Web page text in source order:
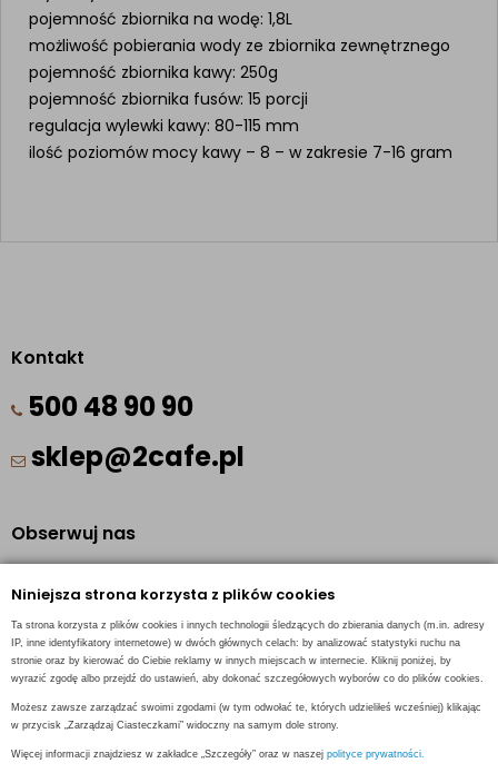
Niniejsza strona korzysta z plików cookies
Ta strona korzysta z plików cookies i innych technologii śledzących do zbierania danych (m.in. adresy
IP, inne identyfikatory internetowe) w dwóch głównych celach: by analizować statystyki ruchu na
stronie oraz by kierować do Ciebie reklamy w innych miejscach w internecie. Kliknij poniżej, by
wyrazić zgodę albo przejdź do ustawień, aby dokonać szczegółowych wyborów co do plików cookies.
Możesz zawsze zarządzać swoimi zgodami (w tym odwołać te, których udzieliłeś wcześniej) klikając
w przycisk „Zarządzaj Ciasteczkami” widoczny na samym dole strony.
Więcej informacji znajdziesz w zakładce „Szczegóły” oraz w naszej polityce prywatności.
pojemność zbiornika na wodę: 1,8L
możliwość pobierania wody ze zbiornika zewnętrznego
pojemność zbiornika kawy: 250g
pojemność zbiornika fusów: 15 porcji
regulacja wylewki kawy: 80-115 mm
ilość poziomów mocy kawy – 8 – w zakresie 7-16 gram
Kontakt
500 48 90 90
sklep@2cafe.pl
Obserwuj nas
Instagram
INFORMACJE KONTAKTOWE